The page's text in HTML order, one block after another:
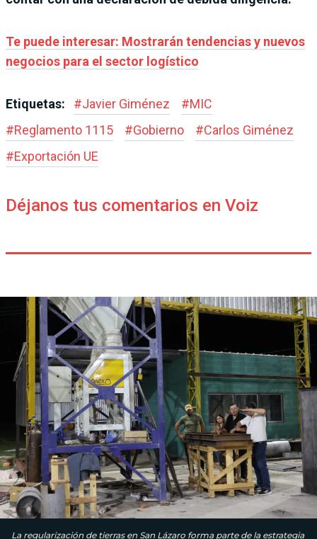
Te puede interesar: Mostrarán tendencias y nuevos
negocios para el sector logístico
Etiquetas: #Javier Giménez #MIC
#Reglamento 1115 #Gobierno #Carlos Giménez
#Exportación UE
Déjanos tus comentarios en Voiz
La regularización de tierras en San Lázaro forma parte de la estrategia